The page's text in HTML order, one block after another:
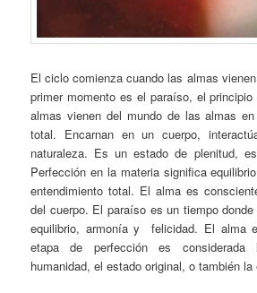
El ciclo comienza cuando las almas
primer momento es el paraíso, el
almas vienen del mundo de las almas
total. Encarnan en un cuerpo,
naturaleza. Es un estado de plenitud,
Perfección en la materia significa
entendimiento total. El alma es
del cuerpo. El paraíso es un tiempo
equilibrio, armonía y felicidad. El alma
etapa de perfección es
humanidad, el estado original, o también la